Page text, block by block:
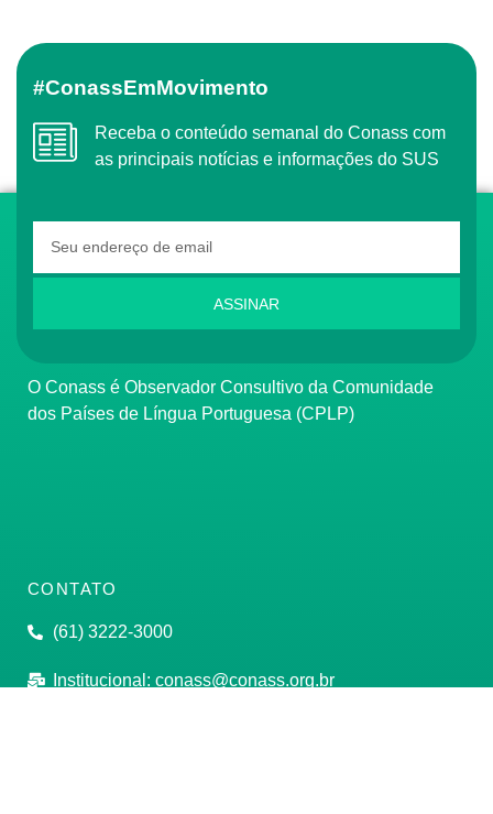
#ConassEmMovimento
Receba o conteúdo semanal do Conass com
as principais notícias e informações do SUS
ASSINAR
O Conass é Observador Consultivo da Comunidade
dos Países de Língua Portuguesa (CPLP)
CONTATO
(61) 3222-3000
Institucional: conass@conass.org.br